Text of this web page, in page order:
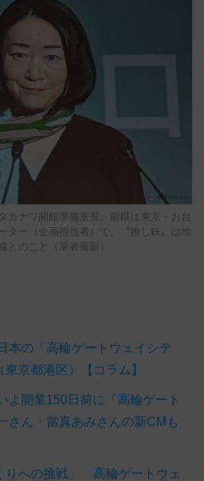
カナワ開館準備室長。前職は東京・お台
ター（企画担当者）で、〝推し鉄〟は地
とのこと（筆者撮影）
本の「高輪ゲートウェイシテ
京都港区）【コラム】
よ開業150日前に「高輪ゲート
さん・當真あみさんの新CMも
りへの挑戦」 高輪ゲートウェ